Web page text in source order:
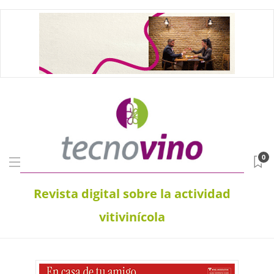
Revista digital sobre la actividad
vitivinícola
0